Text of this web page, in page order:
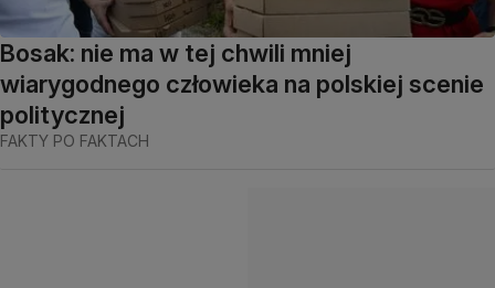
Bosak: nie ma w tej chwili mniej
wiarygodnego człowieka na polskiej scenie
politycznej
FAKTY PO FAKTACH